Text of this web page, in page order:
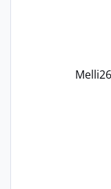
Εγώ
Melli